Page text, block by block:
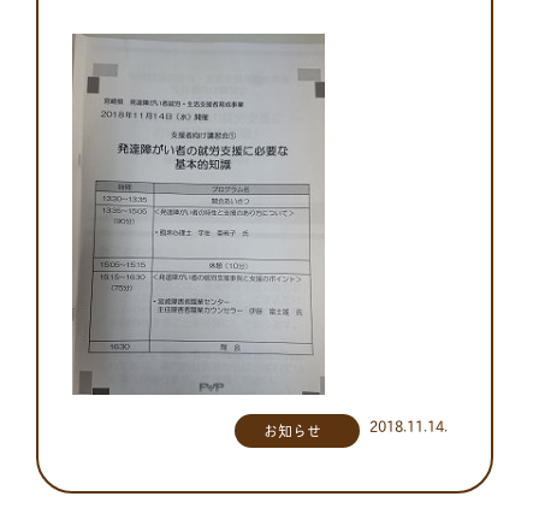
2018.11.14.
お知らせ